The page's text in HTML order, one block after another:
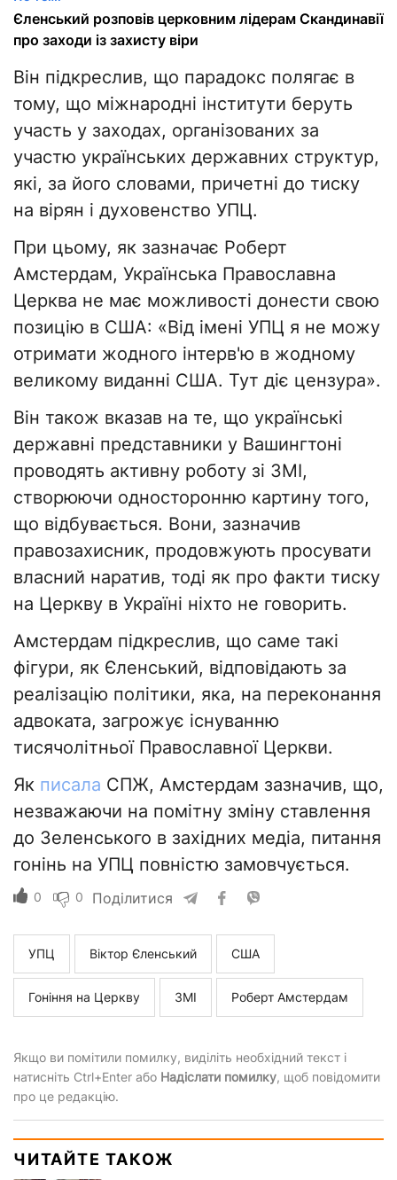
Єленський розповів церковним лідерам Скандинавії
про заходи із захисту віри
Він підкреслив, що парадокс полягає в
тому, що міжнародні інститути беруть
участь у заходах, організованих за
участю українських державних структур,
які, за його словами, причетні до тиску
на вірян і духовенство УПЦ.
При цьому, як зазначає Роберт
Амстердам, Українська Православна
Церква не має можливості донести свою
позицію в США: «Від імені УПЦ я не можу
отримати жодного інтерв'ю в жодному
великому виданні США. Тут діє цензура».
Він також вказав на те, що українські
державні представники у Вашингтоні
проводять активну роботу зі ЗМІ,
створюючи односторонню картину того,
що відбувається. Вони, зазначив
правозахисник, продовжують просувати
власний наратив, тоді як про факти тиску
на Церкву в Україні ніхто не говорить.
Амстердам підкреслив, що саме такі
фігури, як Єленський, відповідають за
реалізацію політики, яка, на переконання
адвоката, загрожує існуванню
тисячолітньої Православної Церкви.
Як писала СПЖ, Амстердам зазначив, що,
незважаючи на помітну зміну ставлення
до Зеленського в західних медіа, питання
гонінь на УПЦ повністю замовчується.
0 0 Поділитися
УПЦ Віктор Єленський США
Гоніння на Церкву ЗМІ Роберт Амстердам
Якщо ви помітили помилку, виділіть необхідний текст і
натисніть Ctrl+Enter або Надіслати помилку, щоб повідомити
про це редакцію.
ЧИТАЙТЕ ТАКОЖ